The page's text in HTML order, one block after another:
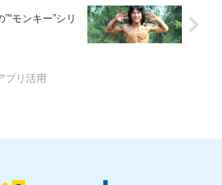
モンキー”シリ
プリ活用